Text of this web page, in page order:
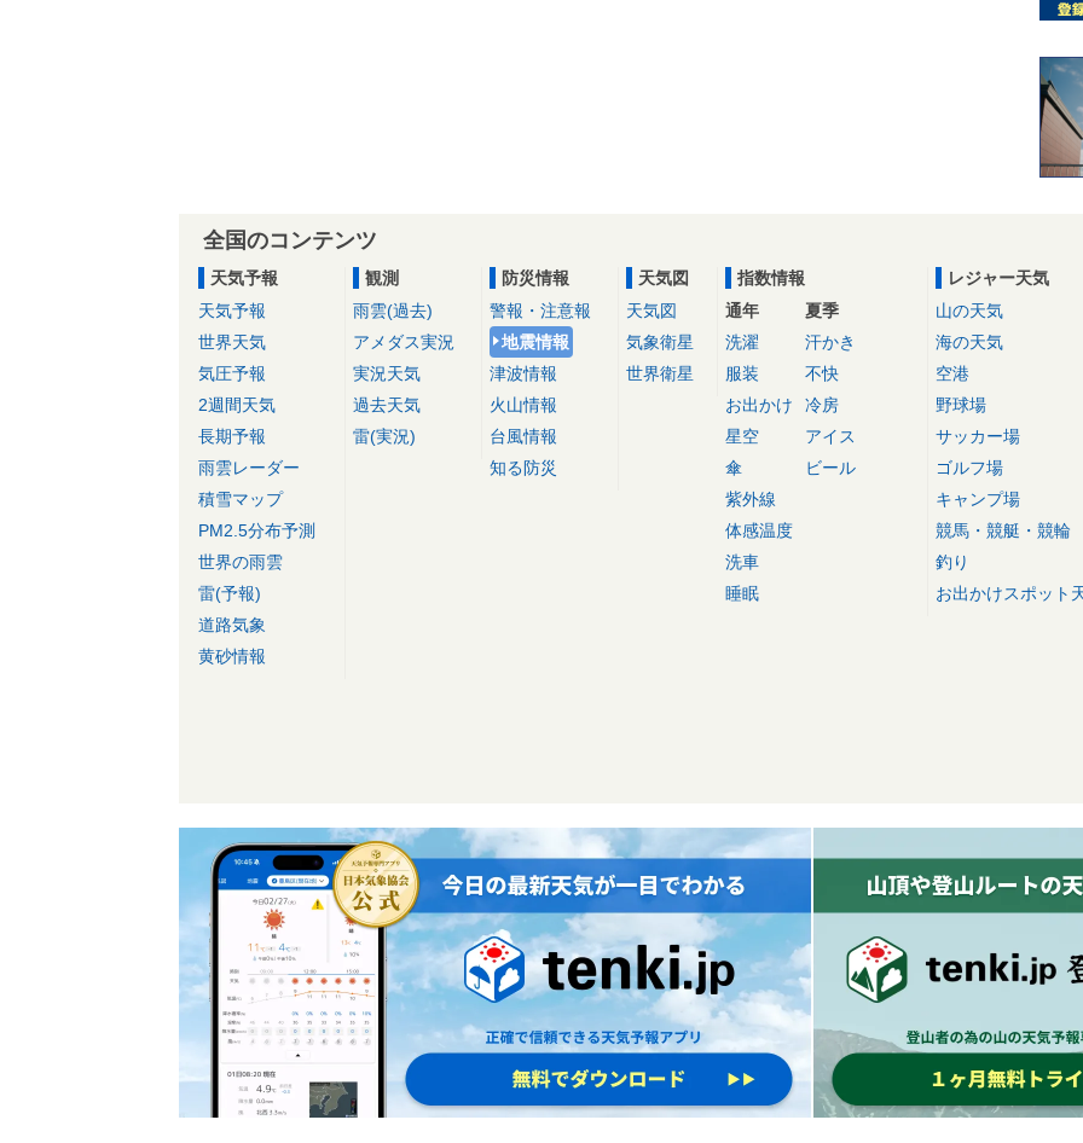
全国のコンテンツ
天気予報
天気予報
世界天気
気圧予報
2週間天気
長期予報
雨雲レーダー
積雪マップ
PM2.5分布予測
世界の雨雲
雷(予報)
道路気象
黄砂情報
観測
雨雲(過去)
アメダス実況
実況天気
過去天気
雷(実況)
防災情報
警報・注意報
地震情報
津波情報
火山情報
台風情報
知る防災
天気図
天気図
気象衛星
世界衛星
指数情報
通年
洗濯
服装
お出かけ
星空
傘
紫外線
体感温度
洗車
睡眠
夏季
汗かき
不快
冷房
アイス
ビール
レジャー天気
山の天気
海の天気
空港
野球場
サッカー場
ゴルフ場
キャンプ場
競馬・競艇・競輪
釣り
お出かけスポット